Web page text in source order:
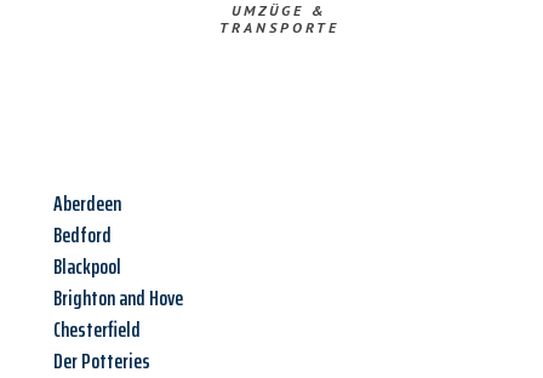
UMZÜGE &
TRANSPORTE
Aberdeen
Bedford
Blackpool
Brighton and Hove
Chesterfield
Der Potteries